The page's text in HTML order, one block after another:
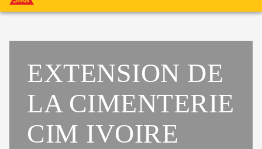
EXTENSION DE
LA CIMENTERIE
CIM IVOIRE